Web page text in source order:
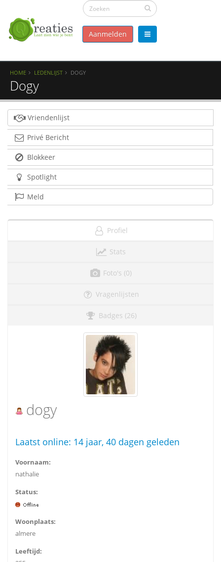
Aanmelden
HOME LEDENLIJST DOGY
Dogy
Vriendenlijst
Privé Bericht
Blokkeer
Spotlight
Meld
Profiel
Stats
Foto's (0)
Vragenlijsten
Badges (26)
dogy
Laatst online: 14 jaar, 40 dagen geleden
Voornaam:
nathalie
Status:
Woonplaats:
almere
Leeftijd: